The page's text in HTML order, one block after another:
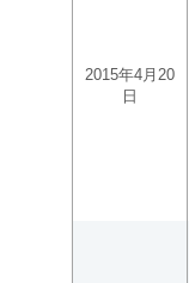
2015年4月20
日